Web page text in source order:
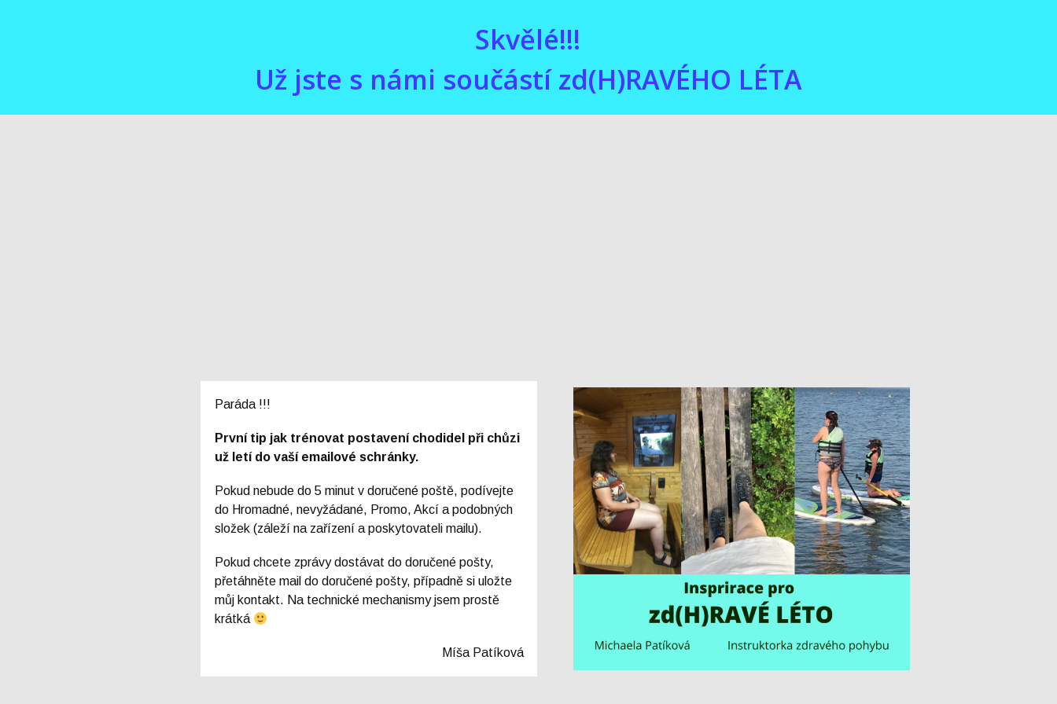
Skvělé!!!
Už jste s námi součástí zd(H)RAVÉHO LÉTA
Paráda !!!
První tip jak trénovat postavení chodidel při chůzi
už letí do vaší emailové schránky.
Pokud nebude do 5 minut v doručené poště, podívejte
do Hromadné, nevyžádané, Promo, Akcí a podobných
složek (záleží na zařízení a poskytovateli mailu).
Pokud chcete zprávy dostávat do doručené pošty,
přetáhněte mail do doručené pošty, případně si uložte
můj kontakt. Na technické mechanismy jsem prostě
krátká
Míša Patíková